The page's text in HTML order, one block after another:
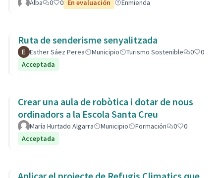
Alba 0 0 En evaluación Enmienda
Ruta de senderisme senyalitzada
Esther Sáez Perea Municipio Turismo Sostenible 0
0
Acceptada
Crear una aula de robòtica i dotar de nous
ordinadors a la Escola Santa Creu
María Hurtado Algarra Municipio Formación 0
0
Acceptada